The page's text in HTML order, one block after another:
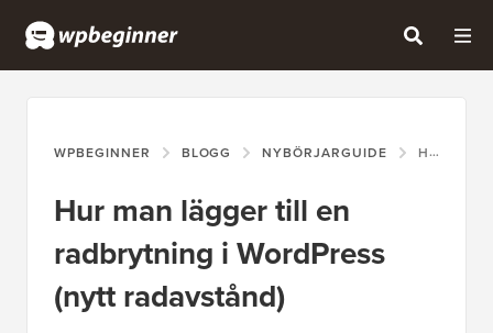
WPBEGINNER BLOGG NYBÖRJARGUIDE HUR MAN LÄGGER TILL EN RADBRYTNING I WORDPRESS (NYTT RADAVSTÅND)
Hur man lägger till en
radbrytning i WordPress
(nytt radavstånd)